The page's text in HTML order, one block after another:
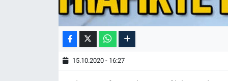
15.10.2020 - 16:27